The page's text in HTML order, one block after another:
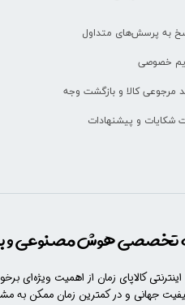
به پرسش‌های متداول
خصوصی
مرجوعی کالا و بازگشت وجه
شکایات و پیشنهادات
تخصصی هوش مصنوعی و
کالاپای زمان از اهمیت ویژه‌ای
جهانی و در کمترین زمان ممکن به